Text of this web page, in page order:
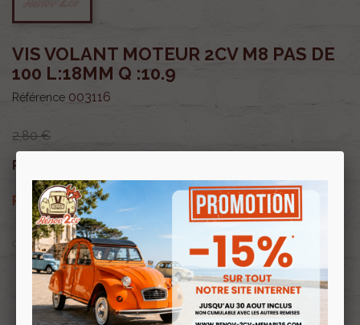
VIS VOLANT MOTEUR 2CV M8 PAS DE
100 L:18MM Q :10.9
Référence 003116
2,80 €
Prix public :
Prix clubRenov 2cv 2,38 €TTC
OU PAYER EN
Profitez de prix remisés
avec la Carte clubRenov 2cv